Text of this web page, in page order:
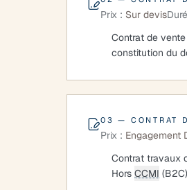
Prix : Sur devis
Contrat de
constitution du
03 — CONTRAT
Prix : Engagement
Contrat travaux
Hors CCMI